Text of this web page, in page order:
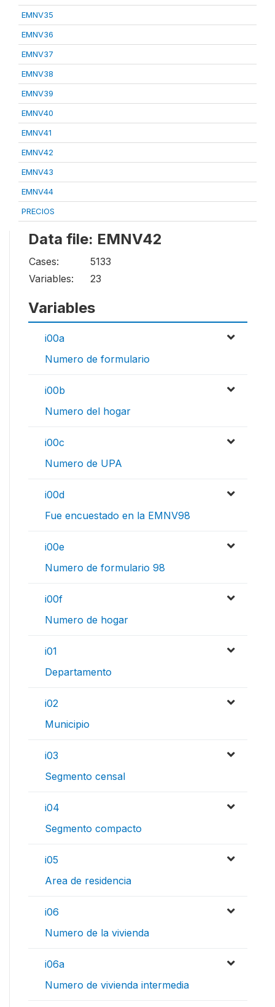
EMNV35
EMNV36
EMNV37
EMNV38
EMNV39
EMNV40
EMNV41
EMNV42
EMNV43
EMNV44
PRECIOS
Data file: EMNV42
Cases:
5133
Variables:
23
Variables
i00a
Numero de formulario
i00b
Numero del hogar
i00c
Numero de UPA
i00d
Fue encuestado en la EMNV98
i00e
Numero de formulario 98
i00f
Numero de hogar
i01
Departamento
i02
Municipio
i03
Segmento censal
i04
Segmento compacto
i05
Area de residencia
i06
Numero de la vivienda
i06a
Numero de vivienda intermedia